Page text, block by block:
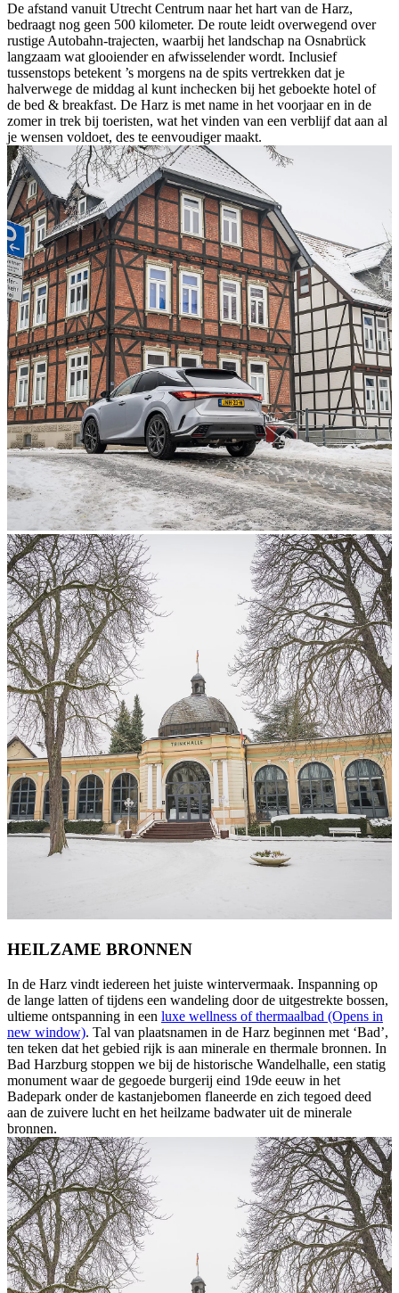
De afstand vanuit Utrecht Centrum naar het hart van de Harz,
bedraagt nog geen 500 kilometer. De route leidt overwegend over
rustige Autobahn-trajecten, waarbij het landschap na Osnabrück
langzaam wat glooiender en afwisselender wordt. Inclusief
tussenstops betekent ’s morgens na de spits vertrekken dat je
halverwege de middag al kunt inchecken bij het geboekte hotel of
de bed & breakfast. De Harz is met name in het voorjaar en in de
zomer in trek bij toeristen, wat het vinden van een verblijf dat aan al
je wensen voldoet, des te eenvoudiger maakt.
HEILZAME BRONNEN
In de Harz vindt iedereen het juiste wintervermaak. Inspanning op
de lange latten of tijdens een wandeling door de uitgestrekte bossen,
ultieme ontspanning in een luxe wellness of thermaalbad (Opens in
new window). Tal van plaatsnamen in de Harz beginnen met ‘Bad’,
ten teken dat het gebied rijk is aan minerale en thermale bronnen. In
Bad Harzburg stoppen we bij de historische Wandelhalle, een statig
monument waar de gegoede burgerij eind 19de eeuw in het
Badepark onder de kastanjebomen flaneerde en zich tegoed deed
aan de zuivere lucht en het heilzame badwater uit de minerale
bronnen.